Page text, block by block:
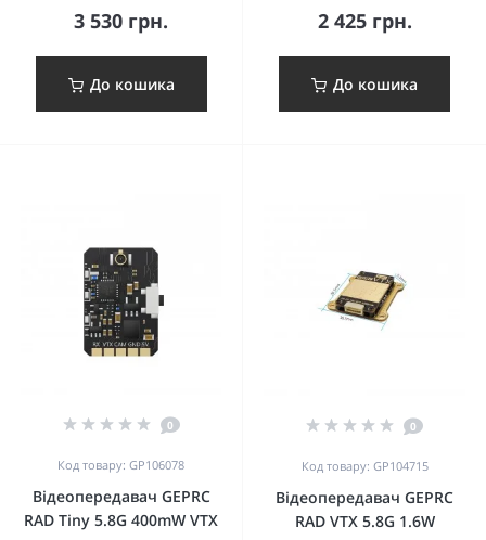
3 530 грн.
До кошика
2 425 грн.
До кошика
0
Код товару: GP106078
Відеопередавач GEPRC
RAD Tiny 5.8G 400mW VTX
0
Код товару: GP104715
Відеопередавач GEPRC
RAD VTX 5.8G 1.6W